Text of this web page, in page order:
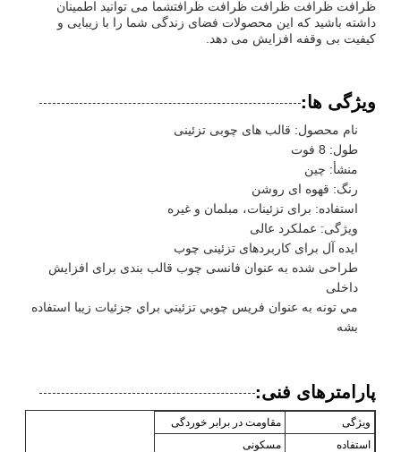
ظرافت ظرافت ظرافت ظرافت ظرافتشما می توانید اطمینان
داشته باشید که این محصولات فضای زندگی شما را با زیبایی و
کیفیت بی وقفه افزایش می دهد.
ویژگی ها:
نام محصول: قالب های چوبی تزئینی
طول: 8 فوت
منشأ: چین
رنگ: قهوه ای روشن
استفاده: برای تزئینات، مبلمان و غیره
ویژگی: عملکرد عالی
ایده آل برای کاربردهای تزئینی چوب
طراحی شده به عنوان فانسی چوب قالب بندی برای افزایش
داخلی
مي تونه به عنوان فريس چوبي تزئيني براي جزئیات زيبا استفاده
بشه
پارامترهای فنی:
ویژگی
مقاومت در برابر خوردگی
استفاده
مسکونی